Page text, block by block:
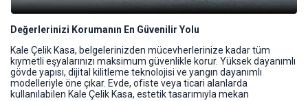
Değerlerinizi Korumanın En Güvenilir Yolu
Kale Çelik Kasa, belgelerinizden mücevherlerinize kadar tüm
kıymetli eşyalarınızı maksimum güvenlikle korur. Yüksek dayanımlı
gövde yapısı, dijital kilitleme teknolojisi ve yangın dayanımlı
modelleriyle öne çıkar. Evde, ofiste veya ticari alanlarda
kullanılabilen Kale Çelik Kasa, estetik tasarımıyla mekan